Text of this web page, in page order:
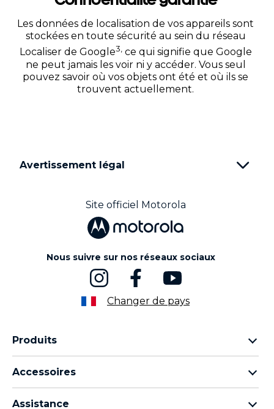
Les données de localisation de vos appareils sont
stockées en toute sécurité au sein du réseau
Localiser de Google3,ce qui signifie que Google
ne peut jamais les voir ni y accéder. Vous seul
pouvez savoir où vos objets ont été et où ils se
trouvent actuellement.
Avertissement légal
Site officiel Motorola
Nous suivre sur nos réseaux sociaux
Changer de pays
Produits
Famille Moto g
Accessoires
Assistance